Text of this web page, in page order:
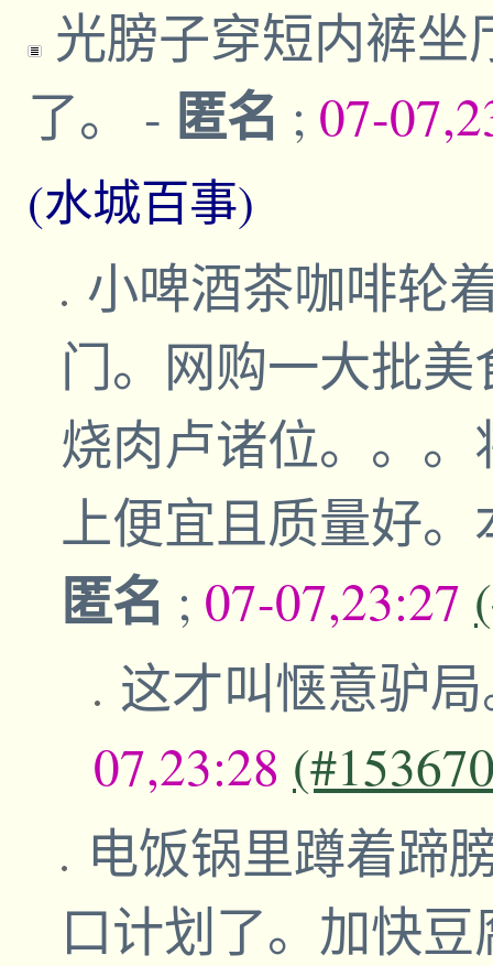
光膀子穿短内裤
了。 - 匿名 ; 07-
(水城百事)
小啤酒茶咖啡轮
门。网购一大批
烧肉卢诸位。。
上便宜且质量好
匿名 ; 07-07,23:27
这才叫惬意驴
07,23:28
电饭锅里蹲着蹄
口计划了。加快